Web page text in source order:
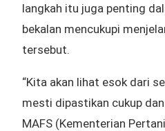
langkah itu juga penting
bekalan mencukupi
tersebut.
“Kita akan lihat esok dari
mesti dipastikan cukup
MAFS (Kementerian